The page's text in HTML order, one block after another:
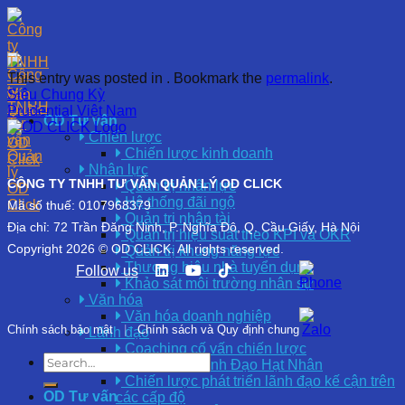
OD Tư vấn
Chiến lược
Chiến lược kinh doanh
Nhân lực
Quản trị nhân lực
Hệ thống đãi ngộ
Quản trị nhân tài
Quản trị hiệu suất theo KPI và OKR
Quản trị khung năng lực
Thương hiệu nhà tuyển dụng
Khảo sát môi trường nhân sự
Văn hóa
Văn hóa doanh nghiệp
Lãnh đạo
Coaching cố vấn chiến lược
Phát Triển Lãnh Đạo Hạt Nhân
Chiến lược phát triển lãnh đạo kế cận trên
các cấp độ
This entry was posted in . Bookmark the permalink.
Siêu Chung Kỳ
Prudential Việt Nam
CÔNG TY TNHH TƯ VẤN QUẢN LÝ OD CLICK
Mã số thuế: 0107968379
Địa chỉ: 72 Trần Đăng Ninh, P. Nghĩa Đô, Q. Cầu Giấy, Hà Nội
Copyright 2026 © OD CLICK. All rights reserved.
Follow us
Chính sách bảo mật | Chính sách và Quy định chung
OD Tư vấn